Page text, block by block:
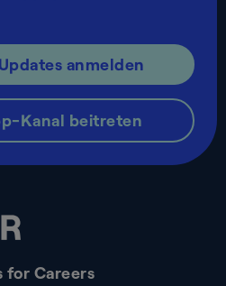
for Careers
anmelden
Kanal beitreten